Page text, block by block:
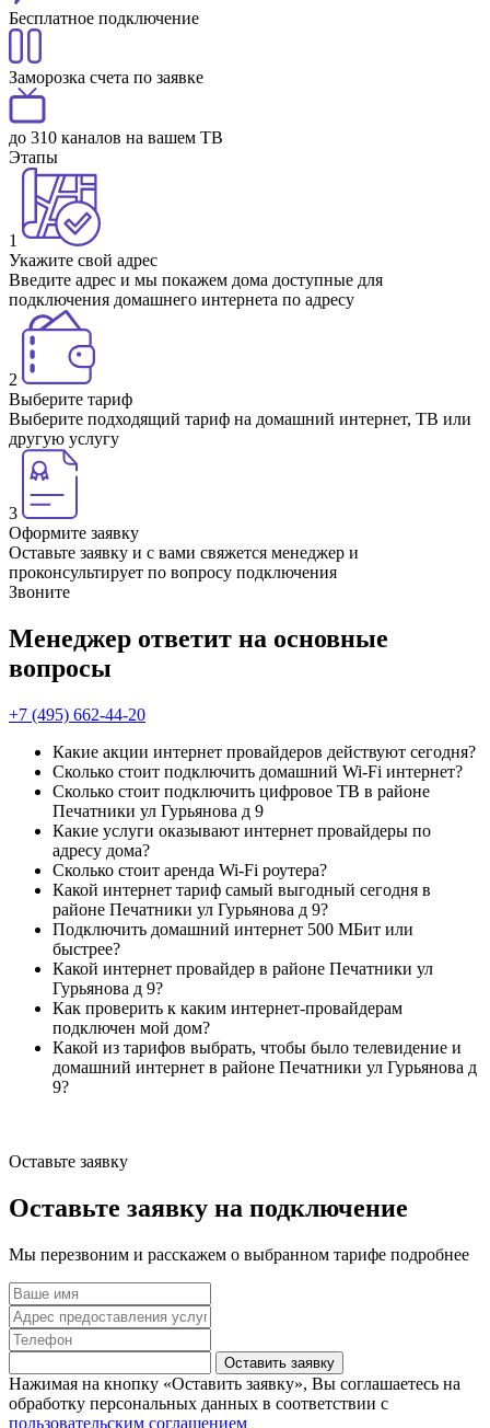
Бесплатное подключение
Заморозка счета по заявке
до 310 каналов на вашем ТВ
Этапы
1
Укажите свой адрес
Введите адрес и мы покажем дома доступные для
подключения домашнего интернета по адресу
2
Выберите тариф
Выберите подходящий тариф на домашний интернет, ТВ или
другую услугу
3
Оформите заявку
Оставьте заявку и с вами свяжется менеджер и
проконсультирует по вопросу подключения
Звоните
Менеджер ответит на основные
вопросы
+7 (495) 662-44-20
Какие акции интернет провайдеров действуют сегодня?
Сколько стоит подключить домашний Wi-Fi интернет?
Сколько стоит подключить цифровое ТВ в районе
Печатники ул Гурьянова д 9
Какие услуги оказывают интернет провайдеры по
адресу дома?
Сколько стоит аренда Wi-Fi роутера?
Какой интернет тариф самый выгодный сегодня в
районе Печатники ул Гурьянова д 9?
Подключить домашний интернет 500 МБит или
быстрее?
Какой интернет провайдер в районе Печатники ул
Гурьянова д 9?
Как проверить к каким интернет-провайдерам
подключен мой дом?
Какой из тарифов выбрать, чтобы было телевидение и
домашний интернет в районе Печатники ул Гурьянова д
9?
Оставьте заявку
Оставьте заявку на подключение
Мы перезвоним и расскажем о выбранном тарифе подробнее
Оставить заявку
Нажимая на кнопку «Оставить заявку», Вы соглашаетесь на
обработку персональных данных в соответствии с
пользовательским соглашением